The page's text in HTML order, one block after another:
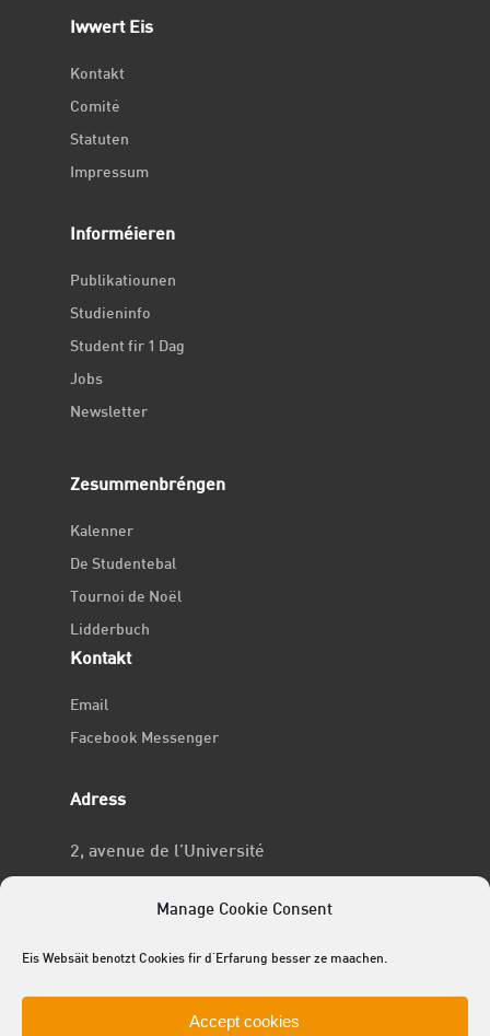
Manage Cookie Consent
Eis Websäit benotzt Cookies fir d'Erfarung besser ze maachen.
Accept cookies
Iwwert Eis
Kontakt
Comité
Statuten
Impressum
Informéieren
Publikatiounen
Studieninfo
Student fir 1 Dag
Jobs
Newsletter
Zesummenbréngen
Kalenner
De Studentebal
Tournoi de Noël
Lidderbuch
Kontakt
Email
Facebook Messenger
Adress
2, avenue de l’Université
No RCSL